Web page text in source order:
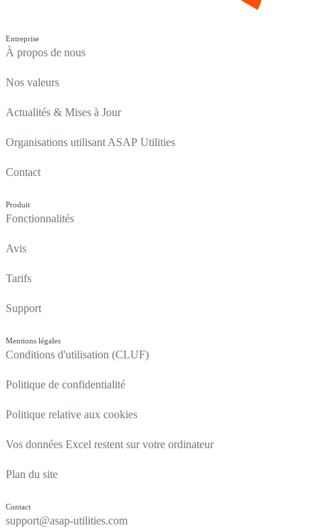
Entreprise
À propos de nous
Nos valeurs
Actualités & Mises à Jour
Organisations utilisant ASAP Utilities
Contact
Produit
Fonctionnalités
Avis
Tarifs
Support
Mentions légales
Conditions d'utilisation (CLUF)
Politique de confidentialité
Politique relative aux cookies
Vos données Excel restent sur votre ordinateur
Plan du site
Contact
support@asap-utilities.com